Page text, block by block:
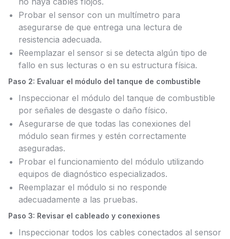
Probar el sensor con un multímetro para
asegurarse de que entrega una lectura de
resistencia adecuada.
Reemplazar el sensor si se detecta algún tipo de
fallo en sus lecturas o en su estructura física.
Paso 2: Evaluar el módulo del tanque de combustible
Inspeccionar el módulo del tanque de combustible
por señales de desgaste o daño físico.
Asegurarse de que todas las conexiones del
módulo sean firmes y estén correctamente
aseguradas.
Probar el funcionamiento del módulo utilizando
equipos de diagnóstico especializados.
Reemplazar el módulo si no responde
adecuadamente a las pruebas.
Paso 3: Revisar el cableado y conexiones
Inspeccionar todos los cables conectados al sensor